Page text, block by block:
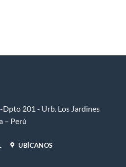
Dpto 201 - Urb. Los Jardines
– Perú
UBÍCANOS